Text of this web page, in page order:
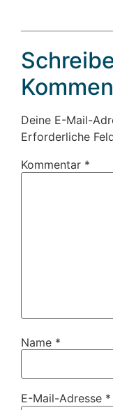
Deine E-Mail-
Erforderliche
Kommentar *
Name *
E-Mail-Adresse *